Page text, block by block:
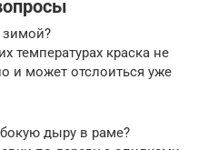
зимой?
температурах краска не
и может отслоиться уже
дыру в раме?